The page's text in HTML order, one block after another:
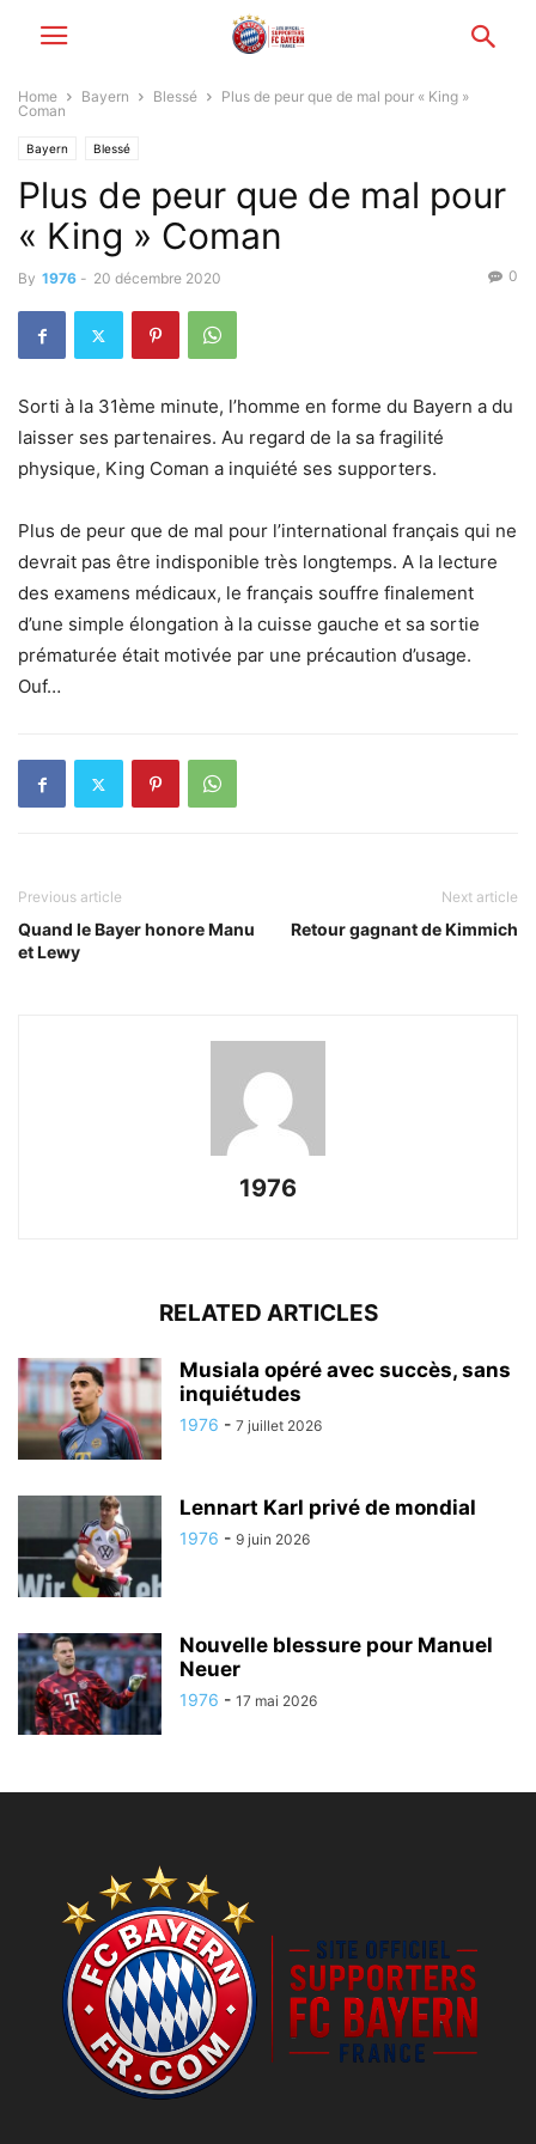
Home Bayern Blessé
Plus de peur que de mal pour « King »
Coman
Bayern Blessé
Plus de peur que de mal pour
« King » Coman
By 1976 - 20 décembre 2020 0
Sorti à la 31ème minute, l’homme en forme du Bayern a du
laisser ses partenaires. Au regard de la sa fragilité
physique, King Coman a inquiété ses supporters.
Plus de peur que de mal pour l’international français qui ne
devrait pas être indisponible très longtemps. A la lecture
des examens médicaux, le français souffre finalement
d’une simple élongation à la cuisse gauche et sa sortie
prématurée était motivée par une précaution d’usage.
Ouf…
Previous article
Quand le Bayer honore Manu
et Lewy
Next article
Retour gagnant de Kimmich
1976
RELATED ARTICLES
Musiala opéré avec succès, sans
inquiétudes
1976 - 7 juillet 2026
Lennart Karl privé de mondial
1976 - 9 juin 2026
Nouvelle blessure pour Manuel
Neuer
1976 - 17 mai 2026